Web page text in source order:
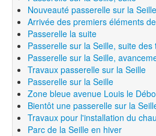
Nouveauté passerelle sur la Seille
Arrivée des premiers éléments
Passerelle la suite
Passerelle sur la Seille, suite des
Passerelle sur la Seille,
Travaux passerelle sur la Seille
Passerelle sur la Seille
Zone bleue avenue Louis le
Bientôt une passerelle sur la
Travaux pour l'installation du
Parc de la Seille en hiver